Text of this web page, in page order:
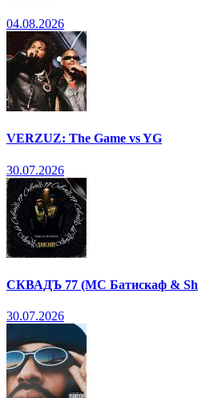
04.08.2026
VERZUZ: The Game vs YG
30.07.2026
СКВАДЪ 77 (МС Батискаф &
30.07.2026